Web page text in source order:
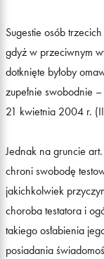
Sugestie osób
gdyż w przeciwnym
dotknięte byłoby
zupełnie swobodnie
21 kwietnia 2004 r.
Jednak na gruncie
chroni swobodę
jakichkolwiek
choroba testatora i
takiego osłabienia
posiadania